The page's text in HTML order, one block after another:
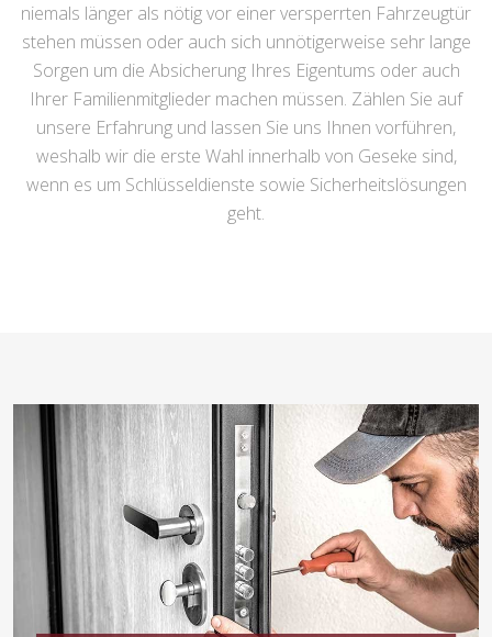
niemals länger als nötig vor einer versperrten Fahrzeugtür
stehen müssen oder auch sich unnötigerweise sehr lange
Sorgen um die Absicherung Ihres Eigentums oder auch
Ihrer Familienmitglieder machen müssen. Zählen Sie auf
unsere Erfahrung und lassen Sie uns Ihnen vorführen,
weshalb wir die erste Wahl innerhalb von Geseke sind,
wenn es um Schlüsseldienste sowie Sicherheitslösungen
geht.